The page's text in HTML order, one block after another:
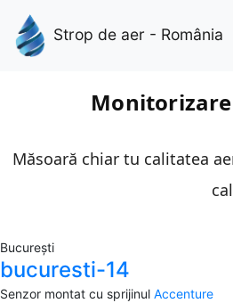
Strop de aer - România
Măsoară chiar tu calitatea
București
bucuresti-14
Senzor montat cu sprijinul Accenture